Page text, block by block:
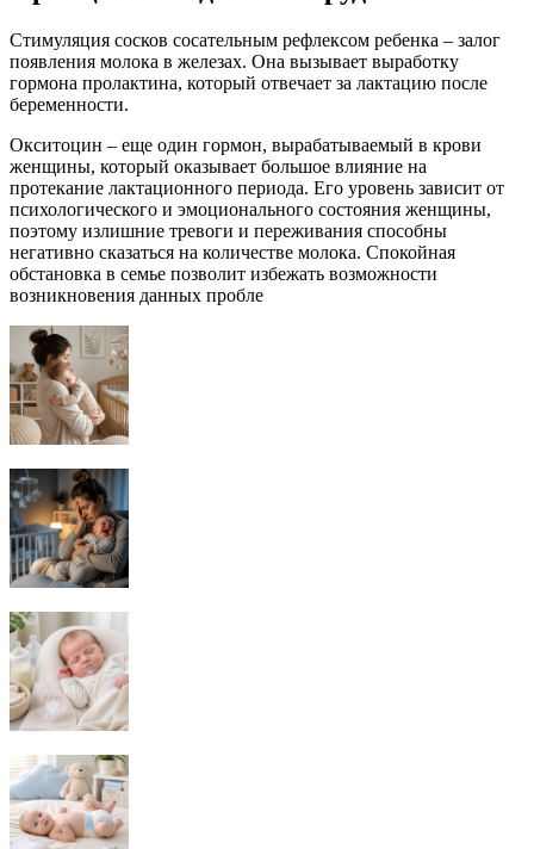
Стимуляция сосков сосательным рефлексом ребенка – залог
появления молока в железах. Она вызывает выработку
гормона пролактина, который отвечает за лактацию после
беременности.
Окситоцин – еще один гормон, вырабатываемый в крови
женщины, который оказывает большое влияние на
протекание лактационного периода. Его уровень зависит от
психологического и эмоционального состояния женщины,
поэтому излишние тревоги и переживания способны
негативно сказаться на количестве молока. Спокойная
обстановка в семье позволит избежать возможности
возникновения данных пробле